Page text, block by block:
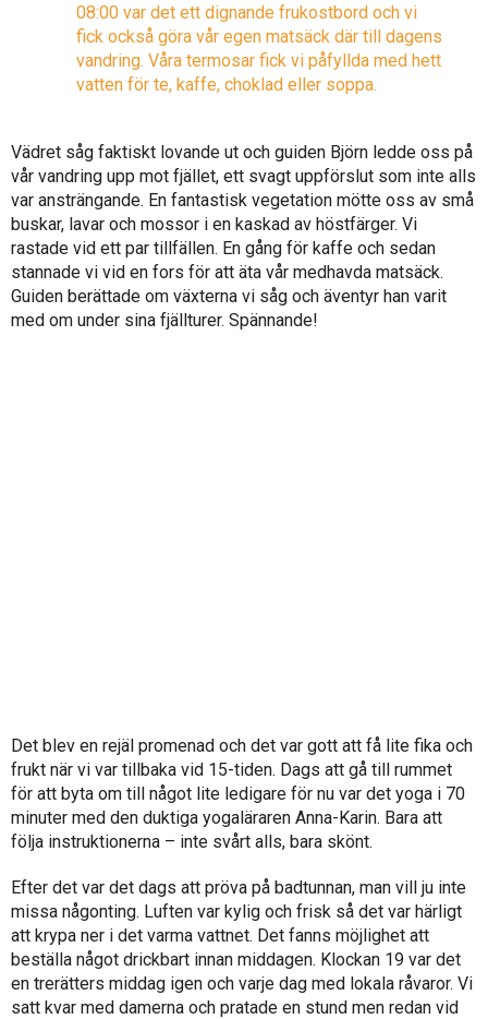
08:00 var det ett dignande frukostbord och vi
fick också göra vår egen matsäck där till dagens
vandring. Våra termosar fick vi påfyllda med hett
vatten för te, kaffe, choklad eller soppa.
Vädret såg faktiskt lovande ut och guiden Björn ledde oss på
vår vandring upp mot fjället, ett svagt uppförslut som inte alls
var ansträngande. En fantastisk vegetation mötte oss av små
buskar, lavar och mossor i en kaskad av höstfärger. Vi
rastade vid ett par tillfällen. En gång för kaffe och sedan
stannade vi vid en fors för att äta vår medhavda matsäck.
Guiden berättade om växterna vi såg och äventyr han varit
med om under sina fjällturer. Spännande!
Det blev en rejäl promenad och det var gott att få lite fika och
frukt när vi var tillbaka vid 15-tiden. Dags att gå till rummet
för att byta om till något lite ledigare för nu var det yoga i 70
minuter med den duktiga yogaläraren Anna-Karin. Bara att
följa instruktionerna – inte svårt alls, bara skönt.
Efter det var det dags att pröva på badtunnan, man vill ju inte
missa någonting. Luften var kylig och frisk så det var härligt
att krypa ner i det varma vattnet. Det fanns möjlighet att
beställa något drickbart innan middagen. Klockan 19 var det
en trerätters middag igen och varje dag med lokala råvaror. Vi
satt kvar med damerna och pratade en stund men redan vid